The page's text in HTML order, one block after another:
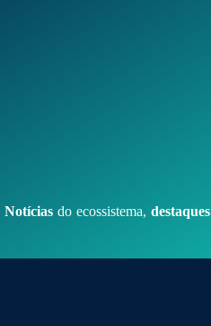
Notíciasdo ecossistema,destaques